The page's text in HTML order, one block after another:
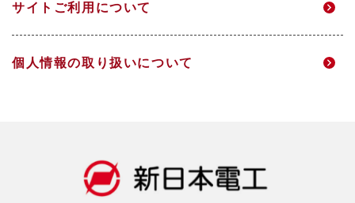
IRカレンダー
人的資本経営
社会
データ一覧
サイトご利用について
個人情報の取り扱いについて